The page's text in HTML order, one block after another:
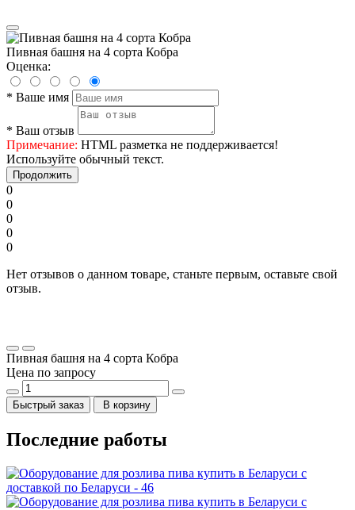
Пивная башня на 4 сорта Кобра
Оценка:
* Ваше имя
* Ваш отзыв
Примечание: HTML разметка не поддерживается!
Используйте обычный текст.
Продолжить
0
0
0
0
0
Нет отзывов о данном товаре, станьте первым, оставьте свой
отзыв.
Пивная башня на 4 сорта Кобра
Цена по запросу
Быстрый заказ В корзину
Последние работы